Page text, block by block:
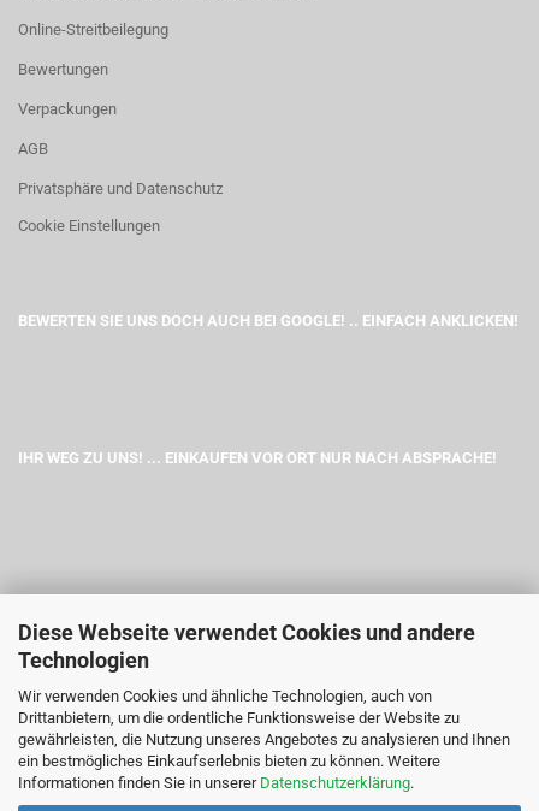
Diese Webseite verwendet Cookies und andere
Technologien
Wir verwenden Cookies und ähnliche Technologien, auch von
Drittanbietern, um die ordentliche Funktionsweise der Website zu
gewährleisten, die Nutzung unseres Angebotes zu analysieren und Ihnen
ein bestmögliches Einkaufserlebnis bieten zu können. Weitere
Informationen finden Sie in unserer Datenschutzerklärung.
Online-Streitbeilegung
Bewertungen
Verpackungen
AGB
Privatsphäre und Datenschutz
Cookie Einstellungen
BEWERTEN SIE UNS DOCH AUCH BEI GOOGLE! .. EINFACH ANKLICKEN!
IHR WEG ZU UNS! ... EINKAUFEN VOR ORT NUR NACH ABSPRACHE!